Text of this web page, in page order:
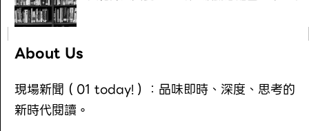
About Us
現場新聞（01 today!）：品味即時、深度、思考的
新時代閱讀。